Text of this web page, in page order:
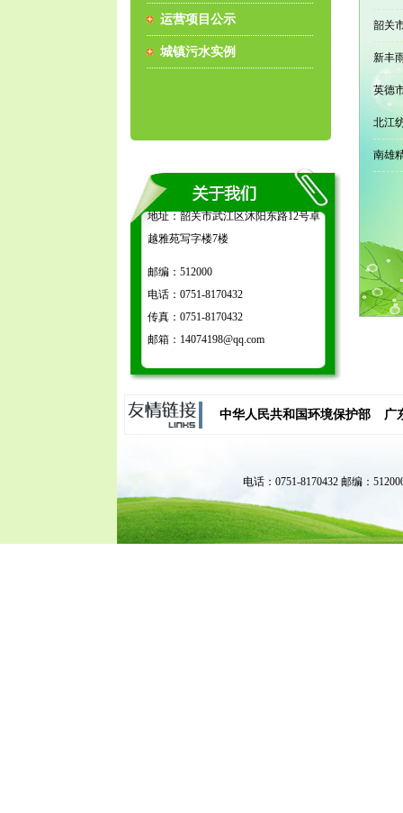
运营项目公示
城镇污水实例
地址：韶关市武江区沐阳东路12号卓
越雅苑写字楼7楼
邮编：512000
电话：0751-8170432
传真：0751-8170432
邮箱：14074198@qq.com
韶关
新丰
英德
北江
南雄
中华人民共和国环境保护部 广
电话：0751-8170432 邮编：